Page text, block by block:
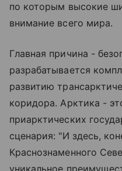
по которым высокие
внимание всего мира.
Главная причина -
разрабатывается
развитию
коридора. Арктика -
приарктических
сценария: "И здесь,
Краснознаменного